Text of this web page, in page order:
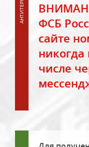
ФСБ
сайте
никогда
числе